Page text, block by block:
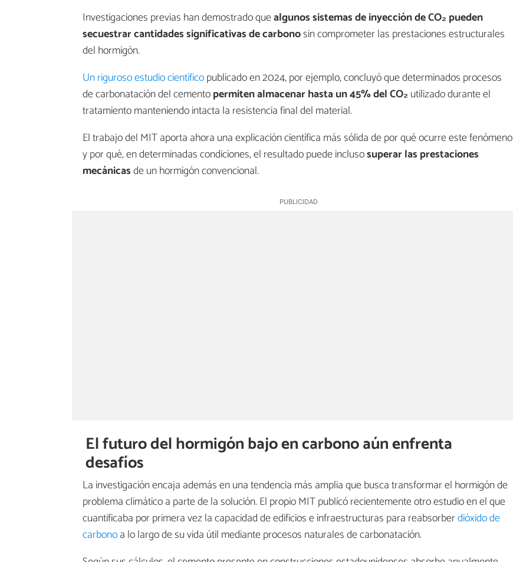
Investigaciones previas han demostrado quealgunos sistemas de inyección de CO₂ pueden
secuestrar cantidades significativas de carbonosin comprometer las prestaciones estructurales
del hormigón.
Un riguroso estudio científicopublicado en 2024, por ejemplo, concluyó que determinados procesos
de carbonatación del cementopermiten almacenar hasta un 45% del CO₂ utilizado durante el
tratamiento manteniendo intacta la resistencia final del material.
El trabajo del MIT aporta ahora una explicación científica más sólida de por qué ocurre este fenómeno
y por qué, en determinadas condiciones, el resultado puede inclusosuperar las prestaciones
mecánicasde un hormigón convencional.
El futuro del hormigón bajo en carbono aún enfrenta
desafíos
La investigación encaja además en una tendencia más amplia que busca transformar el hormigón de
problema climático a parte de la solución. El propio MIT publicó recientemente otro estudio en el que
cuantificaba por primera vez la capacidad de edificios e infraestructuras para reabsorberdióxido de
carbonoa lo largo de su vida útil mediante procesos naturales de carbonatación.